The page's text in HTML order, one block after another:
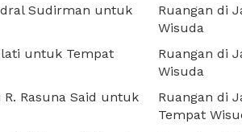
Sudirman untuk
Ruangan di
Wisuda
untuk Tempat
Ruangan di
Wisuda
Rasuna Said untuk
Ruangan di
Tempat